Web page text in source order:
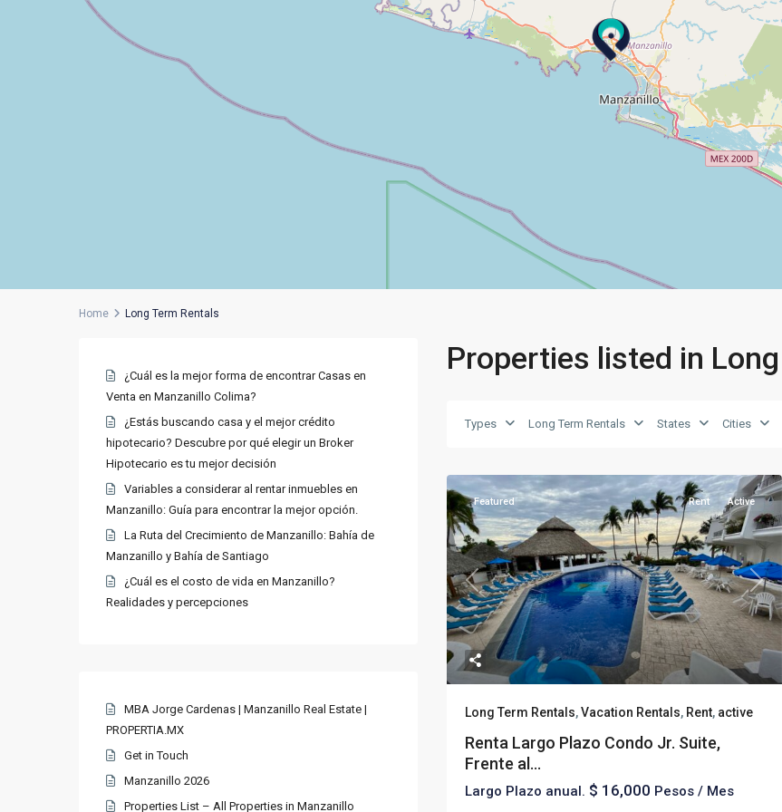
Home Long Term Rentals
Properties listed in
Types Long Term Rentals States Cities
Previous Next
Featured Rent Active
Long Term Rentals,Vacation Rentals, Rent, active
Renta Largo Plazo Condo Jr. Suite,
Frente al...
Largo Plazo anual. $ 16,000 Pesos / Mes
¿Cuál es la mejor forma de encontrar Casas en
Venta en Manzanillo Colima?
¿Estás buscando casa y el mejor crédito
hipotecario? Descubre por qué elegir un Broker
Hipotecario es tu mejor decisión
Variables a considerar al rentar inmuebles en
Manzanillo: Guía para encontrar la mejor opción.
La Ruta del Crecimiento de Manzanillo: Bahía de
Manzanillo y Bahía de Santiago
¿Cuál es el costo de vida en Manzanillo?
Realidades y percepciones
MBA Jorge Cardenas | Manzanillo Real Estate |
PROPERTIA.MX
Get in Touch
Manzanillo 2026
Properties List – All Properties in Manzanillo